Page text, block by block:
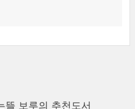
뜰 보루의 추천도서